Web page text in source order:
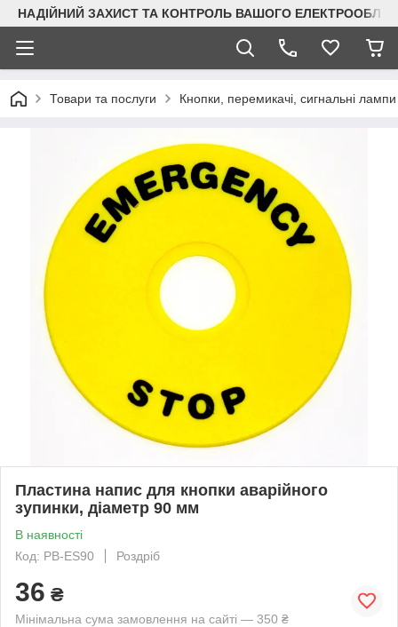
НАДІЙНИЙ ЗАХИСТ ТА КОНТРОЛЬ ВАШОГО
Товари та послуги Кнопки, перемикачі, сигнальні лампи
Пластина напис для кнопки аварійного
зупинки, діаметр 90 мм
В наявності
Код: PB-ES90
Роздріб
36 ₴
Мінімальна сума замовлення на сайті — 350 ₴